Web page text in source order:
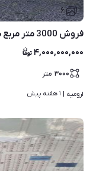
۶
فروش 3000 متر مربع باغ ،نقدی ویا معاوضه
۴,۰۰۰,۰۰۰,۰۰۰
۳۰۰۰ متر
ارومیه | ۱ هفته پیش